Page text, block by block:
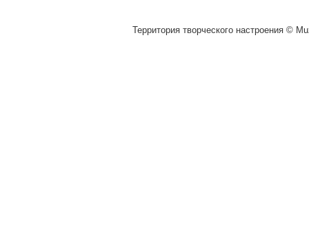
Территория творческого настроения ©